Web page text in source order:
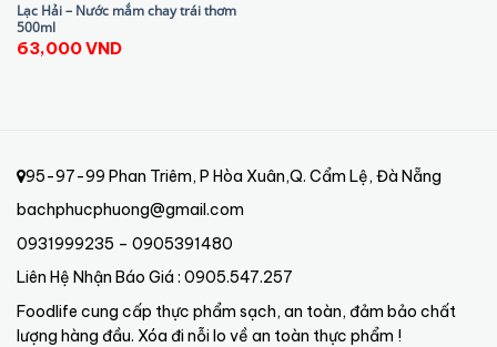
Lạc Hải – Nước mắm chay trái thơm
500ml
63,000VND
95-97-99 Phan Triêm, P Hòa Xuân,Q. Cẩm Lệ, Đà Nẵng
bachphucphuong@gmail.com
0931999235 – 0905391480
Liên Hệ Nhận Báo Giá : 0905.547.257
Foodlife cung cấp thực phẩm sạch, an toàn, đảm bảo chất
lượng hàng đầu. Xóa đi nỗi lo về an toàn thực phẩm !